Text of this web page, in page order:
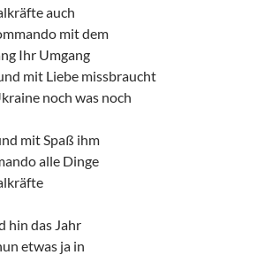
auch
mit dem
Ihr Umgang
mit Liebe missbraucht
noch was noch
mit Spaß ihm
alle Dinge
hin das Jahr
etwas ja in